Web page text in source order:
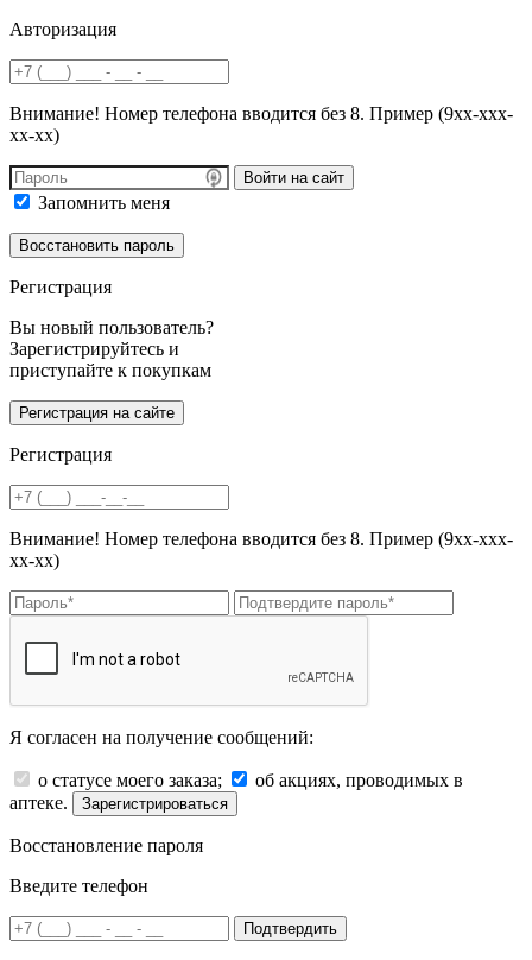
Авторизация
Внимание! Номер телефона вводится без 8. Пример (9хх-ххх-
хх-хх)
Войти на сайт
Запомнить меня
Регистрация
Вы новый пользователь?
Зарегистрируйтесь и
приступайте к покупкам
Регистрация
Внимание! Номер телефона вводится без 8. Пример (9хх-ххх-
хх-хх)
Я согласен на получение сообщений:
о статусе моего заказа;
об акциях, проводимых в
аптеке.
Зарегистрироваться
Восстановление пароля
Введите телефон
Подтвердить